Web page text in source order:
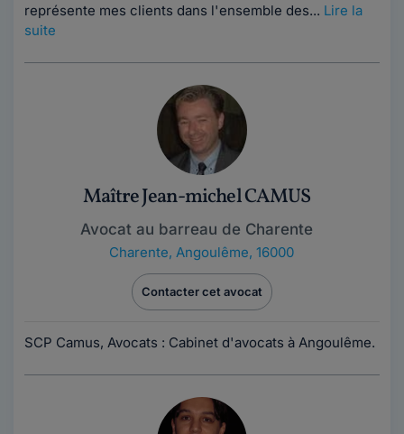
représente mes clients dans l'ensemble des... Lire la
suite
Maître Jean-michel CAMUS
Avocat au barreau de Charente
Charente, Angoulême, 16000
Contacter cet avocat
SCP Camus, Avocats : Cabinet d'avocats à Angoulême.